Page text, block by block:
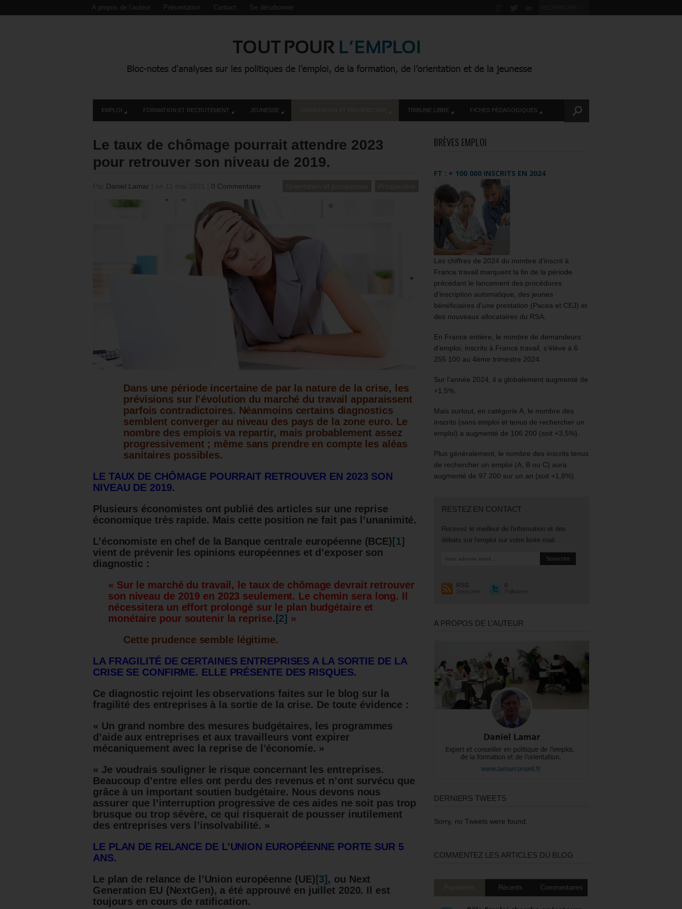
A propos de l’auteur Présentation Contact Se désabonner
EMPLOI FORMATION ET RECRUTEMENT JEUNESSE TRIBUNE LIBRE FICHES PÉDAGOGIQUES
Le taux de chômage pourrait attendre 2023
pour retrouver son niveau de 2019.
Daniel Lamar 0 Commentaire
Dans une période incertaine de par la nature de la crise, les
prévisions sur l’évolution du marché du travail apparaissent
parfois contradictoires. Néanmoins certains diagnostics
semblent converger au niveau des pays de la zone euro. Le
nombre des emplois va repartir, mais probablement assez
progressivement ; même sans prendre en compte les aléas
sanitaires possibles.
LE TAUX DE CHÔMAGE POURRAIT RETROUVER EN 2023 SON
NIVEAU DE 2019.
Plusieurs économistes ont publié des articles sur une reprise
économique très rapide. Mais cette position ne fait pas l’unanimité.
L’économiste en chef de la Banque centrale européenne (BCE) [1]
vient de prévenir les opinions européennes et d’exposer son
diagnostic :
« Sur le marché du travail, le taux de chômage devrait retrouver
son niveau de 2019 en 2023 seulement. Le chemin sera long. Il
nécessitera un effort prolongé sur le plan budgétaire et
monétaire pour soutenir la reprise. [2] »
Cette prudence semble légitime.
LA FRAGILITÉ DE CERTAINES ENTREPRISES A LA SORTIE DE LA
CRISE SE CONFIRME. ELLE PRÉSENTE DES RISQUES.
Ce diagnostic rejoint les observations faites sur le blog sur la
fragilité des entreprises à la sortie de la crise. De toute évidence :
« Un grand nombre des mesures budgétaires, les programmes
d’aide aux entreprises et aux travailleurs vont expirer
mécaniquement avec la reprise de l’économie. »
« Je voudrais souligner le risque concernant les entreprises.
Beaucoup d’entre elles ont perdu des revenus et n’ont survécu que
grâce à un important soutien budgétaire. Nous devons nous
assurer que l’interruption progressive de ces aides ne soit pas trop
brusque ou trop sévère, ce qui risquerait de pousser inutilement
des entreprises vers l’insolvabilité. »
LE PLAN DE RELANCE DE L’UNION EUROPÉENNE PORTE SUR 5
ANS.
Le plan de relance de l’Union européenne (UE) [3] , ou Next
Generation EU (NextGen), a été approuvé en juillet 2020. Il est
toujours en cours de ratification.
BRÈVES EMPLOI
FT : + 100 000 INSCRITS EN 2024
Les chiffres de 2024 du nombre d’inscrit à
France travail marquent la fin de la période
précédant le lancement des procédures
d’inscription automatique, des jeunes
bénéficiaires d’une prestation (Pacea et CEJ) et
des nouveaux allocataires du RSA.
En France entière, le nombre de demandeurs
d’emploi, inscrits à France travail, s’élève à 6
255 100 au 4ème trimestre 2024.
Sur l’année 2024, il a globalement augmenté de
+1,5%.
Mais surtout, en catégorie A, le nombre des
inscrits (sans emploi et tenus de rechercher un
emploi) a augmenté de 106 200 (soit +3,5%).
Plus généralement, le nombre des inscrits tenus
de rechercher un emploi (A, B ou C) aura
augmenté de 97 200 sur un an (soit +1,8%).
RESTEZ EN CONTACT
Recevez le meilleur de l'information et des
débats sur l'emploi sur votre boite mail.
RSS
Souscrire
0
Followers
A PROPOS DE L’AUTEUR
DERNIERS TWEETS
Sorry, no Tweets were found.
COMMENTEZ LES ARTICLES DU BLOG
Récents Commentaires